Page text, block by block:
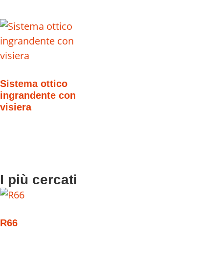
Sistema ottico
ingrandente con
visiera
I più cercati
R66